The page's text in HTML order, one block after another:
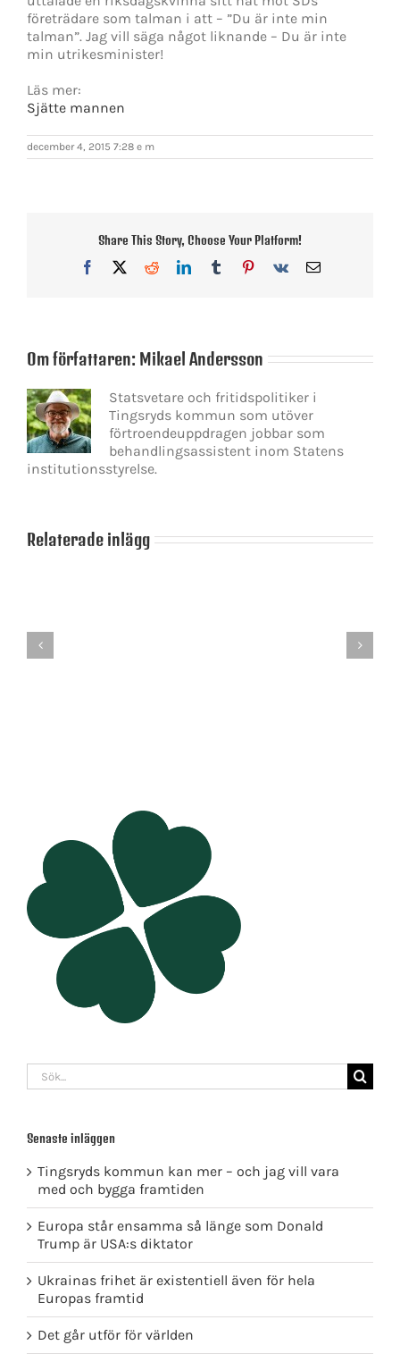
företrädare som talman i att – ”Du är inte min
talman”. Jag vill säga något liknande – Du är inte
min utrikesminister!
Läs mer:
Sjätte mannen
december 4, 2015 7:28 e m
Share This Story, Choose Your Platform!
Facebook
X RedditLinkedInTumblrPinterest
Vk
E-
Om författaren: Mikael Andersson
Statsvetare och fritidspolitiker i
Tingsryds kommun som utöver
förtroendeuppdragen jobbar som
behandlingsassistent inom Statens
institutionsstyrelse.
Relaterade inlägg
Sök
efter:
Senaste inläggen
Tingsryds kommun kan mer – och jag vill vara
med och bygga framtiden
Europa står ensamma så länge som Donald
Trump är USA:s diktator
Ukrainas frihet är existentiell även för hela
Europas framtid
Det går utför för världen